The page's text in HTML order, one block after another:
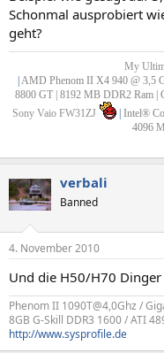
Schonmal ausprobiert
geht?
My
AMD Phenom II X4 940 @ 3,5
8800 GT | 8192 MB DDR2 Ram |
Sony Vaio FW31ZJ
Intel®
4096
verbali
Banned
4. November 2010
Und die H50/H70
Phenom II 1090T@4,0Ghz /
8GB G-Skill DDR3 1600 / ATI
http://www.sysprofile.de